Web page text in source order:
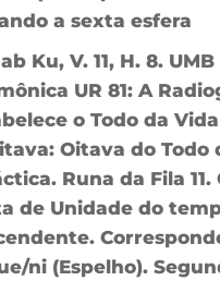
a sexta esfera
Ku, V. 11, H. 8.
UR 81: A
o Todo da
Oitava do Todo
Runa da Fila 11.
de Unidade do
ni (Espelho).